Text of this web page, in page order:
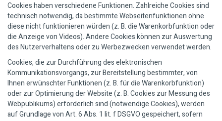
Cookies haben verschiedene Funktionen. Zahlreiche Cookies sind
technisch notwendig, da bestimmte Webseitenfunktionen ohne
diese nicht funktionieren würden (z. B. die Warenkorbfunktion oder
die Anzeige von Videos). Andere Cookies können zur Auswertung
des Nutzerverhaltens oder zu Werbezwecken verwendet werden.
Cookies, die zur Durchführung des elektronischen
Kommunikationsvorgangs, zur Bereitstellung bestimmter, von
Ihnen erwünschter Funktionen (z. B. für die Warenkorbfunktion)
oder zur Optimierung der Website (z. B. Cookies zur Messung des
Webpublikums) erforderlich sind (notwendige Cookies), werden
auf Grundlage von Art. 6 Abs. 1 lit. f DSGVO gespeichert, sofern